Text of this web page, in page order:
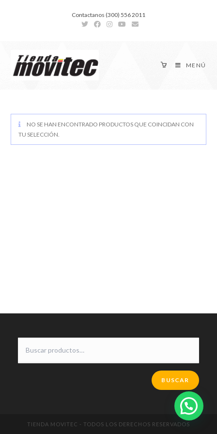
Contactanos (300) 556 2011
MENÚ
NO SE HAN ENCONTRADO PRODUCTOS QUE COINCIDAN CON
TU SELECCIÓN.
BUSCAR
TIENDA MOVITEC - TODOS LOS DERECHOS RESERVADOS